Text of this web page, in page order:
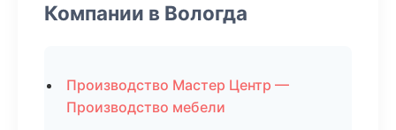
Компании в Вологда
Производство Мастер Центр —
Производство мебели